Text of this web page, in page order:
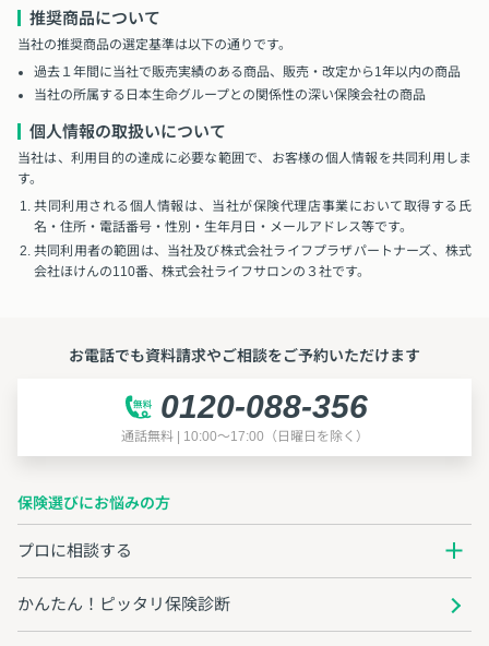
推奨商品について
当社の推奨商品の選定基準は以下の通りです。
過去１年間に当社で販売実績のある商品、販売・改定から1年以内の商品
当社の所属する日本生命グループとの関係性の深い保険会社の商品
個人情報の取扱いについて
当社は、利用目的の達成に必要な範囲で、お客様の個人情報を共同利用しま
す。
共同利用される個人情報は、当社が保険代理店事業において取得する氏
名・住所・電話番号・性別・生年月日・メールアドレス等です。
共同利用者の範囲は、当社及び株式会社ライフプラザパートナーズ、株式
会社ほけんの110番、株式会社ライフサロンの３社です。
お電話でも資料請求やご相談をご予約いただけます
0120-088-356
通話無料 | 10:00～17:00（日曜日を除く）
保険選びにお悩みの方
プロに相談する
かんたん！ピッタリ保険診断